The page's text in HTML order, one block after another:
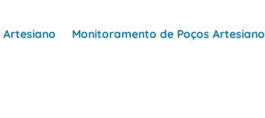
Monitoramento de Poços